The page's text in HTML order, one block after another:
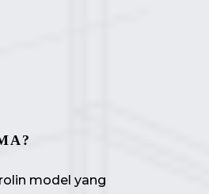
model yang